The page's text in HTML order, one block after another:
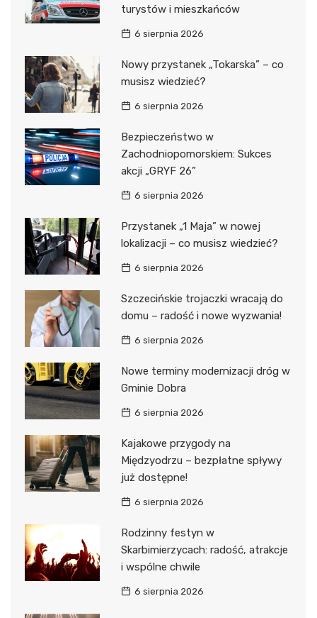
turystów i mieszkańców
6 sierpnia 2026
Nowy przystanek „Tokarska” – co
musisz wiedzieć?
6 sierpnia 2026
Bezpieczeństwo w
Zachodniopomorskiem: Sukces
akcji „GRYF 26”
6 sierpnia 2026
Przystanek „1 Maja” w nowej
lokalizacji – co musisz wiedzieć?
6 sierpnia 2026
Szczecińskie trojaczki wracają do
domu – radość i nowe wyzwania!
6 sierpnia 2026
Nowe terminy modernizacji dróg w
Gminie Dobra
6 sierpnia 2026
Kajakowe przygody na
Międzyodrzu – bezpłatne spływy
już dostępne!
6 sierpnia 2026
Rodzinny festyn w
Skarbimierzycach: radość, atrakcje
i wspólne chwile
6 sierpnia 2026